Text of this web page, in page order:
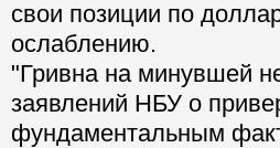
свои позиции по
ослаблению.
"Гривна на минувшей
заявлений НБУ о
фундаментальным